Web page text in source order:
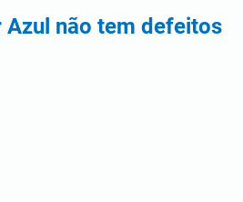
Azul não tem defeitos